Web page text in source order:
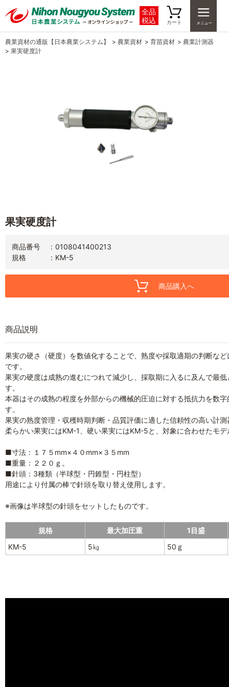
全品
税込
カート
農業資材の通販【日本農業システム】 > 農業資材 > 育苗資材 > 農業計測器
> 果実硬度計
果実硬度計
商品番号
0108041400213
規格
KM-5
商品購入へ
商品説明
果実の硬さ（硬度）を数値化することで、熟度や採取適期の判断な
です。
果実の硬度は成熟の進むにつれて減少し、採取期に入るに及んで最
す。
本器はその成熟の程度を外部からの機械的圧迫に対する抵抗力を数
す。
果実の熟度管理・収穫時期判断・品質評価に適した信頼性の高い計測
柔らかい果実にはKM-1、硬い果実にはKM-5と、対象に合わせたモ
■寸法：１７５mm×４０mm×３５mm
■重量：２２０ｇ。
■針頭：3種類（半球型・円錐型・円柱型）
用途により付属の棒で針頭を取り替え使用します。
※画像は半球型の針頭をセットしたものです。
規格 最大加圧重
1目盛
KM-5
5㎏ 50ｇ